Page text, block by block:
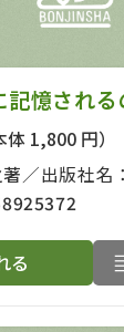
憶される
体 1,800 円）
出版社名：
る